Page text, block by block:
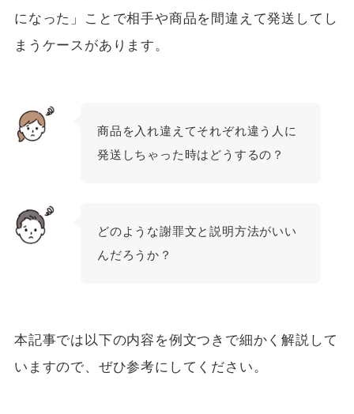
になった」ことで相手や商品を間違えて発送してし
まうケースがあります。
商品を入れ違えてそれぞれ違う人に
発送しちゃった時はどうするの？
どのような謝罪文と説明方法がいい
んだろうか？
本記事では以下の内容を例文つきで細かく解説して
いますので、ぜひ参考にしてください。